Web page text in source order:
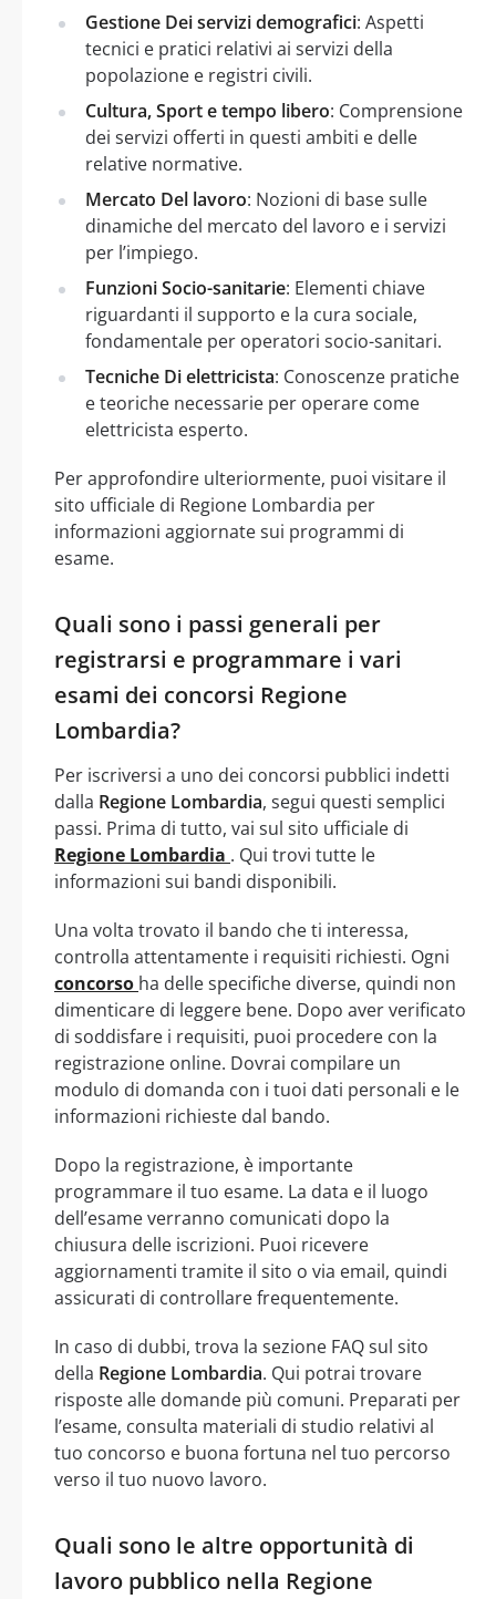
Gestione Dei servizi demografici: Aspetti
tecnici e pratici relativi ai servizi della
popolazione e registri civili.
Cultura, Sport e tempo libero: Comprensione
dei servizi offerti in questi ambiti e delle
relative normative.
Mercato Del lavoro: Nozioni di base sulle
dinamiche del mercato del lavoro e i servizi
per l’impiego.
Funzioni Socio-sanitarie: Elementi chiave
riguardanti il supporto e la cura sociale,
fondamentale per operatori socio-sanitari.
Tecniche Di elettricista: Conoscenze pratiche
e teoriche necessarie per operare come
elettricista esperto.
Per approfondire ulteriormente, puoi visitare il
sito ufficiale di Regione Lombardia per
informazioni aggiornate sui programmi di
esame.
Quali sono i passi generali per
registrarsi e programmare i vari
esami dei concorsi Regione
Lombardia?
Per iscriversi a uno dei concorsi pubblici indetti
dalla Regione Lombardia, segui questi semplici
passi. Prima di tutto, vai sul sito ufficiale di
Regione Lombardia . Qui trovi tutte le
informazioni sui bandi disponibili.
Una volta trovato il bando che ti interessa,
controlla attentamente i requisiti richiesti. Ogni
concorso ha delle specifiche diverse, quindi non
dimenticare di leggere bene. Dopo aver verificato
di soddisfare i requisiti, puoi procedere con la
registrazione online. Dovrai compilare un
modulo di domanda con i tuoi dati personali e le
informazioni richieste dal bando.
Dopo la registrazione, è importante
programmare il tuo esame. La data e il luogo
dell’esame verranno comunicati dopo la
chiusura delle iscrizioni. Puoi ricevere
aggiornamenti tramite il sito o via email, quindi
assicurati di controllare frequentemente.
In caso di dubbi, trova la sezione FAQ sul sito
della Regione Lombardia. Qui potrai trovare
risposte alle domande più comuni. Preparati per
l’esame, consulta materiali di studio relativi al
tuo concorso e buona fortuna nel tuo percorso
verso il tuo nuovo lavoro.
Quali sono le altre opportunità di
lavoro pubblico nella Regione